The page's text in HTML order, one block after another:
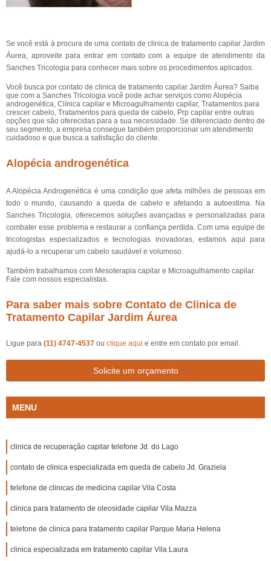
Se você está à procura de uma contato de clinica de tratamento capilar Jardim
Áurea, aproveite para entrar em contato com a equipe de atendimento da
Sanches Tricologia para conhecer mais sobre os procedimentos aplicados.
Você busca por contato de clinica de tratamento capilar Jardim Áurea? Saiba
que com a Sanches Tricologia você pode achar serviços como Alopécia
androgenética, Clínica capilar e Microagulhamento capilar, Tratamentos para
crescer cabelo, Tratamentos para queda de cabelo, Prp capilar entre outras
opções que são oferecidas para a sua necessidade. Se diferenciado dentro de
seu segmento, a empresa consegue também proporcionar um atendimento
cuidadoso e que busca a satisfação do cliente.
Alopécia androgenética
A Alopécia Androgenética é uma condição que afeta milhões de pessoas em
todo o mundo, causando a queda de cabelo e afetando a autoestima. Na
Sanches Tricologia, oferecemos soluções avançadas e personalizadas para
combater esse problema e restaurar a confiança perdida. Com uma equipe de
tricologistas especializados e tecnologias inovadoras, estamos aqui para
ajudá-lo a recuperar um cabelo saudável e volumoso.
Também trabalhamos com Mesoterapia capilar e Microagulhamento capilar.
Fale com nossos especialistas.
Para saber mais sobre Contato de Clinica de
Tratamento Capilar Jardim Áurea
Ligue para (11) 4747-4537 ou clique aqui e entre em contato por email.
Solicite um orçamento
MENU
clinica de recuperação capilar telefone Jd. do Lago
contato de clinica especializada em queda de cabelo Jd. Graziela
telefone de clinicas de medicina capilar Vila Costa
clinica para tratamento de oleosidade capilar Vila Mazza
telefone de clinica para tratamento capilar Parque Maria Helena
clinica especializada em tratamento capilar Vila Laura